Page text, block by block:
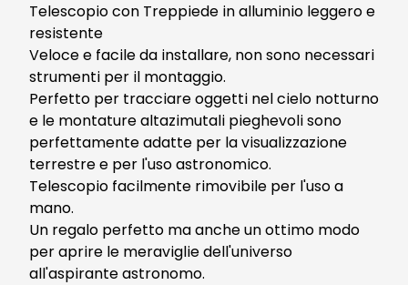
Telescopio con Treppiede in alluminio leggero e
resistente
Veloce e facile da installare, non sono necessari
strumenti per il montaggio.
Perfetto per tracciare oggetti nel cielo notturno
e le montature altazimutali pieghevoli sono
perfettamente adatte per la visualizzazione
terrestre e per l'uso astronomico.
Telescopio facilmente rimovibile per l'uso a
mano.
Un regalo perfetto ma anche un ottimo modo
per aprire le meraviglie dell'universo
all'aspirante astronomo.